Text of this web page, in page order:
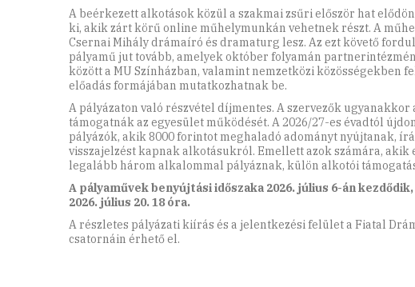
A beérkezett alkotások közül a szakmai zsűri először hat
ki, akik zárt körű online műhelymunkán vehetnek részt. A
Csernai Mihály drámaíró és dramaturg lesz. Az ezt követő
pályamű jut tovább, amelyek október folyamán
között a MU Színházban, valamint nemzetközi közösségekben
előadás formájában mutatkozhatnak be.
A pályázaton való részvétel díjmentes. A szervezők
támogatnák az egyesület működését. A 2026/27-es évadtól
pályázók, akik 8000 forintot meghaladó adományt nyújtanak,
visszajelzést kapnak alkotásukról. Emellett azok számára, akik
legalább három alkalommal pályáznak, külön alkotói
A pályaművek benyújtási időszaka 2026. július 6-án
2026. július 20. 18 óra.
A részletes pályázati kiírás és a jelentkezési felület a Fiatal
csatornáin érhető el.